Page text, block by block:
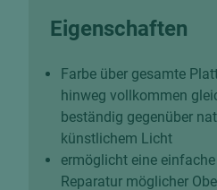
Eigenschaften
Farbe über gesamte
hinweg vollkommen
beständig gegenüber
künstlichem Licht
ermöglicht eine
Reparatur möglicher